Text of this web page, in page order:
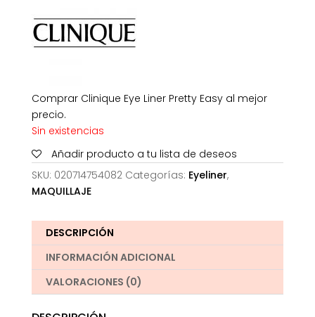
24,00€.
Comprar Clinique Eye Liner Pretty Easy al mejor
precio.
Sin existencias
Añadir producto a tu lista de deseos
SKU: 020714754082 Categorías: Eyeliner,
MAQUILLAJE
DESCRIPCIÓN
INFORMACIÓN ADICIONAL
VALORACIONES (0)